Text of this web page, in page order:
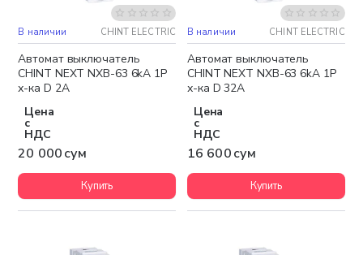
В наличии CHINT ELECTRIC
Автомат выключатель
CHINT NEXT NXB-63 6kA 1P
х-ка D 2A
Цена
с
НДС
20 000 сум
Купить
В наличии CHINT ELECTRIC
Автомат выключатель
CHINT NEXT NXB-63 6kA 1P
х-ка D 32A
Цена
с
НДС
16 600 сум
Купить